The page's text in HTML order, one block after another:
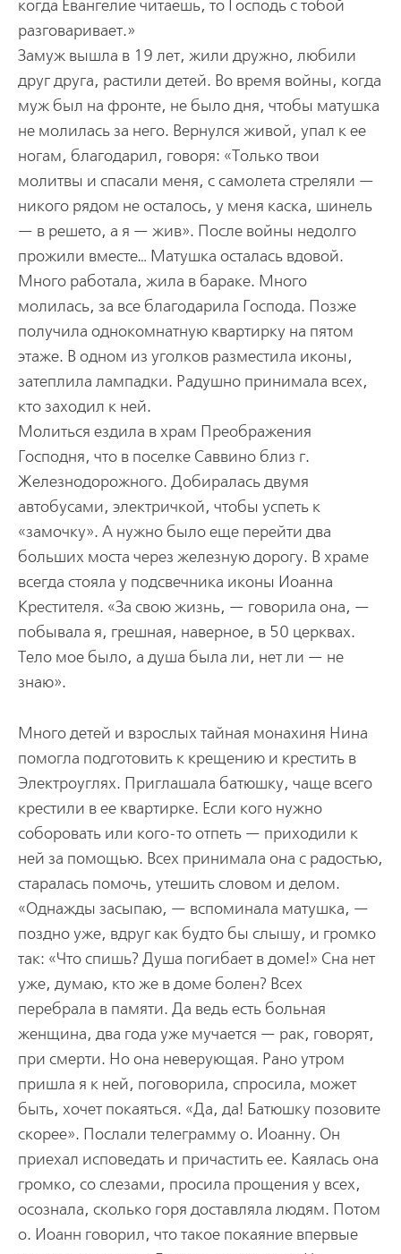
когда Евангелие читаешь, то Господь с тобой
разговаривает.»
Замуж вышла в 19 лет, жили дружно, любили
друг друга, растили детей. Во время войны, когда
муж был на фронте, не было дня, чтобы матушка
не молилась за него. Вернулся живой, упал к ее
ногам, благодарил, говоря: «Только твои
молитвы и спасали меня, с самолета стреляли —
никого рядом не осталось, у меня каска, шинель
— в решето, а я — жив». После войны недолго
прожили вместе… Матушка осталась вдовой.
Много работала, жила в бараке. Много
молилась, за все благодарила Господа. Позже
получила однокомнатную квартирку на пятом
этаже. В одном из уголков разместила иконы,
затеплила лампадки. Радушно принимала всех,
кто заходил к ней.
Молиться ездила в храм Преображения
Господня, что в поселке Саввино близ г.
Железнодорожного. Добиралась двумя
автобусами, электричкой, чтобы успеть к
«замочку». А нужно было еще перейти два
больших моста через железную дорогу. В храме
всегда стояла у подсвечника иконы Иоанна
Крестителя. «За свою жизнь, — говорила она, —
побывала я, грешная, наверное, в 50 церквах.
Тело мое было, а душа была ли, нет ли — не
знаю».
Много детей и взрослых тайная монахиня Нина
помогла подготовить к крещению и крестить в
Электроуглях. Приглашала батюшку, чаще всего
крестили в ее квартирке. Если кого нужно
соборовать или кого-то отпеть — приходили к
ней за помощью. Всех принимала она с радостью,
старалась помочь, утешить словом и делом.
«Однажды засыпаю, — вспоминала матушка, —
поздно уже, вдруг как будто бы слышу, и громко
так: «Что спишь? Душа погибает в доме!» Сна нет
уже, думаю, кто же в доме болен? Всех
перебрала в памяти. Да ведь есть больная
женщина, два года уже мучается — рак, говорят,
при смерти. Но она неверующая. Рано утром
пришла я к ней, поговорила, спросила, может
быть, хочет покаяться. «Да, да! Батюшку позовите
скорее». Послали телеграмму о. Иоанну. Он
приехал исповедать и причастить ее. Каялась она
громко, со слезами, просила прощения у всех,
осознала, сколько горя доставляла людям. Потом
о. Иоанн говорил, что такое покаяние впервые